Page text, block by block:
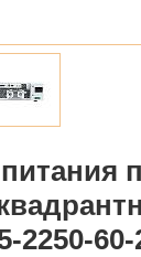
2250-60-